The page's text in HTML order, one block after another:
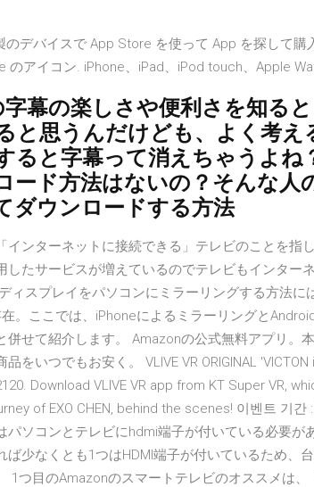
のデバイスで App Store を使って App を探して
のアイコン. iPhone、iPad、iPod touch、Apple
字幕の楽しさや便利さを知る
と思うんだけども、よく考え
ると字幕って消えちゃうよね
ード方法はないの？そんな人
ダウンロードする方法
インターネットに接続できる」テレビのことを指
したサービスが増えているのでテレビもインター
ィスプレイをパソコンにミラーリングする方法に
。ここでは、iPhoneによるミラーリングと
併せて紹介します。 Amazonの公式無料アプリ。
をいつでもお安く。 VLIVE VR ORIGINAL
Download VLIVE VR app from KT Super VR,
of EXO CHEN, behind the scenes! 이벤트 기간
パソコンとテレビにhdmi端子が付いている必要が
ば少なくとも1つはHDMI端子が付いているため、
1つ目のAmazonのスマートテレビのオススメは、